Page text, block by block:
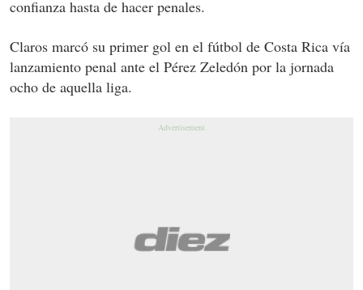
confianza hasta de hacer penales.
Claros marcó su primer gol en el fútbol de Costa Rica vía
lanzamiento penal ante el Pérez Zeledón por la jornada
ocho de aquella liga.